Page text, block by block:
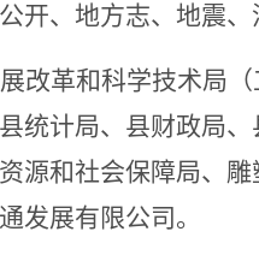
开、地方志、地震、
改革和科学技术局
县统计局、 县财政局
源和社会保障局、
发展有限公司。